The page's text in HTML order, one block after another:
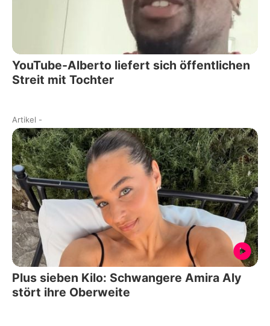
YouTube-Alberto liefert sich öffentlichen
Streit mit Tochter
Artikel -
Plus sieben Kilo: Schwangere Amira Aly
stört ihre Oberweite